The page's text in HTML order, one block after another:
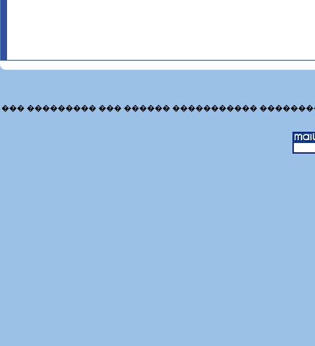
��� ��������� ��� ������ �����������